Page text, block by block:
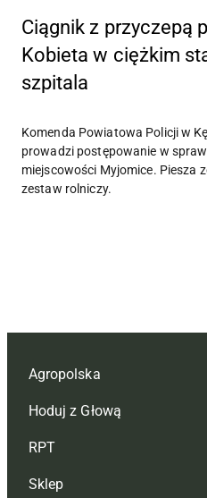
Ciągnik z przyczepą
Kobieta w ciężkim
szpitala
Komenda Powiatowa Policji w
prowadzi postępowanie w
miejscowości Myjomice. Piesza
zestaw rolniczy.
Agropolska
Redakcja
Reklama
Tagi
Hoduj z Głową
Hoduj z głową bydło
Hoduj z głową świnie
RPT
Redakcja
Sklep